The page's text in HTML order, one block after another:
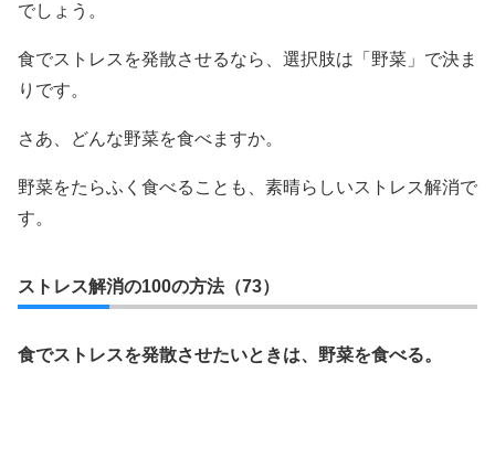
でしょう。
食でストレスを発散させるなら、選択肢は「野菜」で決ま
りです。
さあ、どんな野菜を食べますか。
野菜をたらふく食べることも、素晴らしいストレス解消で
す。
ストレス解消の100の方法（73）
食でストレスを発散させたいときは、野菜を食べる。